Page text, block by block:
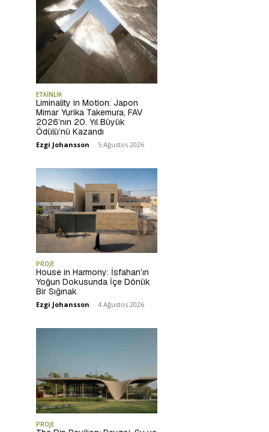
ETKİNLİK
Liminality in Motion: Japon
Mimar Yurika Takemura, FAV
2026’nın 20. Yıl Büyük
Ödülü’nü Kazandı
Ezgi Johansson - 5 Ağustos 2026
PROJE
House in Harmony: İsfahan’ın
Yoğun Dokusunda İçe Dönük
Bir Sığınak
Ezgi Johansson - 4 Ağustos 2026
PROJE